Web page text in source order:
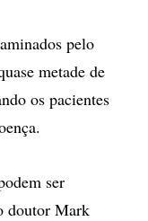
pelo
metade de
os pacientes
ser
doutor Mark